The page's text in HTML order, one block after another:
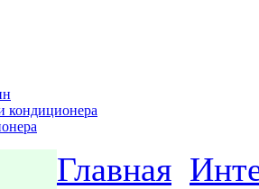
кондиционера
Главная